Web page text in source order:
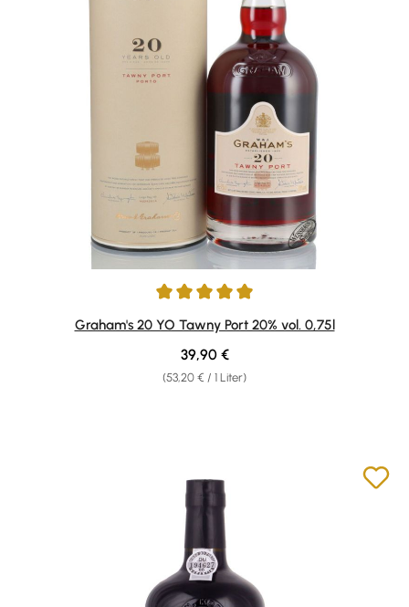
Durchschnittliche Bewertung von 5 von 5 Sternen
Graham's 20 YO Tawny Port 20% vol. 0,75l
(53,20 € / 1 Liter)
Regulärer Preis:
39,90 €